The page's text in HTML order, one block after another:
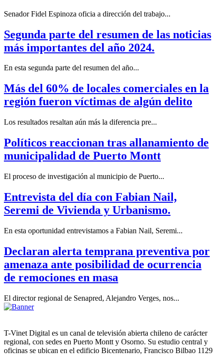
Senador Fidel Espinoza oficia a dirección del trabajo...
Segunda parte del resumen de las noticias
más importantes del año 2024.
En esta segunda parte del resumen del año...
Más del 60% de locales comerciales en la
región fueron víctimas de algún delito
Los resultados resaltan aún más la diferencia pre...
Políticos reaccionan tras allanamiento de
municipalidad de Puerto Montt
El proceso de investigación al municipio de Puerto...
Entrevista del día con Fabian Nail,
Seremi de Vivienda y Urbanismo.
En esta oportunidad entrevistamos a Fabian Nail, Seremi...
Declaran alerta temprana preventiva por
amenaza ante posibilidad de ocurrencia
de remociones en masa
El director regional de Senapred, Alejandro Verges, nos...
T-Vinet Digital es un canal de televisión abierta chileno de carácter
regional, con sedes en Puerto Montt y Osorno. Su estudio central y
oficinas se ubican en el edificio Bicentenario, Francisco Bilbao 1129